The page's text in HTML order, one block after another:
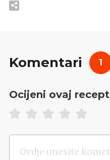
Komentari 1
Ocijeni ovaj recept